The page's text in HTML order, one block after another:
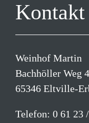
Kontakt
Weinhof Martin
Bachhöller Weg 4
65346 Eltville-
Telefon: 0 61 23